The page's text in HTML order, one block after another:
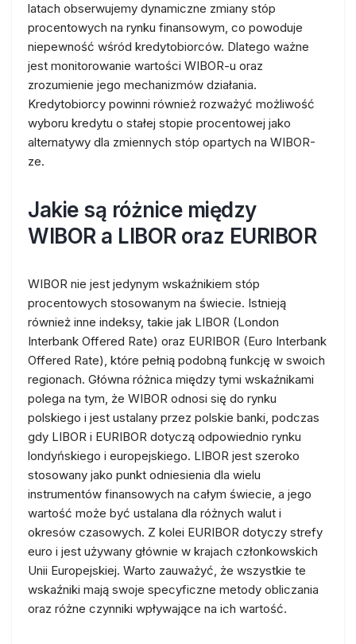
latach obserwujemy dynamiczne zmiany stóp
procentowych na rynku finansowym, co powoduje
niepewność wśród kredytobiorców. Dlatego ważne
jest monitorowanie wartości WIBOR-u oraz
zrozumienie jego mechanizmów działania.
Kredytobiorcy powinni również rozważyć możliwość
wyboru kredytu o stałej stopie procentowej jako
alternatywy dla zmiennych stóp opartych na WIBOR-
ze.
Jakie są różnice między
WIBOR a LIBOR oraz EURIBOR
WIBOR nie jest jedynym wskaźnikiem stóp
procentowych stosowanym na świecie. Istnieją
również inne indeksy, takie jak LIBOR (London
Interbank Offered Rate) oraz EURIBOR (Euro Interbank
Offered Rate), które pełnią podobną funkcję w swoich
regionach. Główna różnica między tymi wskaźnikami
polega na tym, że WIBOR odnosi się do rynku
polskiego i jest ustalany przez polskie banki, podczas
gdy LIBOR i EURIBOR dotyczą odpowiednio rynku
londyńskiego i europejskiego. LIBOR jest szeroko
stosowany jako punkt odniesienia dla wielu
instrumentów finansowych na całym świecie, a jego
wartość może być ustalana dla różnych walut i
okresów czasowych. Z kolei EURIBOR dotyczy strefy
euro i jest używany głównie w krajach członkowskich
Unii Europejskiej. Warto zauważyć, że wszystkie te
wskaźniki mają swoje specyficzne metody obliczania
oraz różne czynniki wpływające na ich wartość.